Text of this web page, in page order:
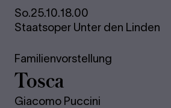
So.25.10.18.00
Staatsoper Unter den Linden
Familienvorstellung
Tosca
Giacomo Puccini